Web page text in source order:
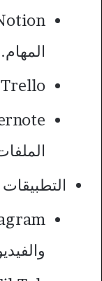
المهام.
Trello: لإدارة المشاريع.
التطبيقات